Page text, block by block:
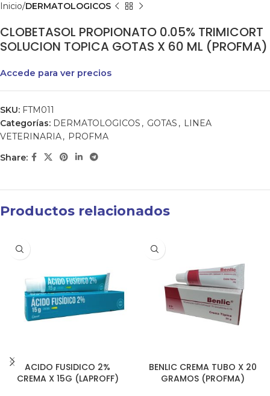
Inicio DERMATOLOGICOS
CLOBETASOL PROPIONATO 0.05% TRIMICORT
SOLUCION TOPICA GOTAS X 60 ML (PROFMA)
Accede para ver precios
SKU: FTM011
Categorías: DERMATOLOGICOS , GOTAS , LINEA
VETERINARIA, PROFMA
Share:
Productos relacionados
ACIDO FUSIDICO 2%
CREMA X 15G (LAPROFF)
BENLIC CREMA TUBO X 20
GRAMOS (PROFMA)